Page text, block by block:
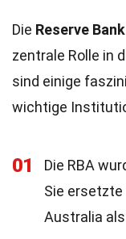
Die Reserve
zentrale Rolle in
sind einige
wichtige
01
Die RBA
Sie
Australia